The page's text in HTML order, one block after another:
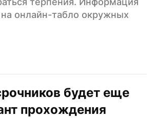
онлайн-табло окружных
будет еще
прохождения